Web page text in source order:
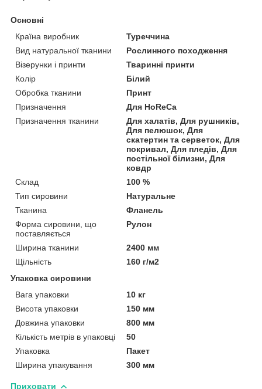
Основні
Країна виробник
Туреччина
Вид натуральної тканини
Рослинного походження
Візерунки і принти
Тваринні принти
Колір
Білий
Обробка тканини
Принт
Призначення
Для HoReCa
Призначення тканини
Для халатів, Для рушників,
Для пелюшок, Для
скатертин та серветок, Для
покривал, Для пледів, Для
постільної білизни, Для
ковдр
Склад
100 %
Тип сировини
Натуральне
Тканина
Фланель
Форма сировини, що
поставляється
Рулон
Ширина тканини
2400 мм
Щільність
160 г/м2
Упаковка сировини
Вага упаковки
10 кг
Висота упаковки
150 мм
Довжина упаковки
800 мм
Кількість метрів в упаковці
50
Упаковка
Пакет
Ширина упакування
300 мм
Приховати